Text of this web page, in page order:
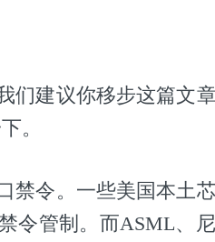
们建议你移步这篇文
。
禁令。一些美国本土
令管制。而ASML、